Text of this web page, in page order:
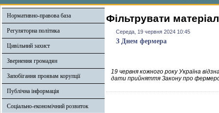
Нормативно-правова база
Регуляторна політика
Цивільний захист
Звернення громадян
Запобігання проявам корупції
Публічна інформація
Соціально-економічний розвиток
Фільтрувати
Середа, 19 червня 2024 10:45
З Днем фермера
19 червня кожного року Україна
дати прийняття Закону про